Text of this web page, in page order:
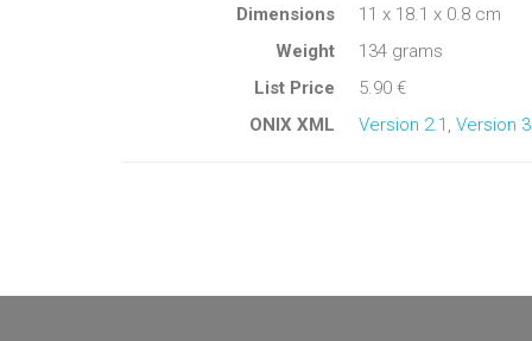
Dimensions
11 x 18.1 x 0.8 cm
Weight
134 grams
List Price
5.90 €
ONIX XML
Version 2.1 Version 3